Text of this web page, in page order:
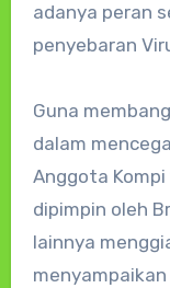
adanya peran
penyebaran
Guna
dalam
Anggota Kompi
dipimpin oleh
lainnya